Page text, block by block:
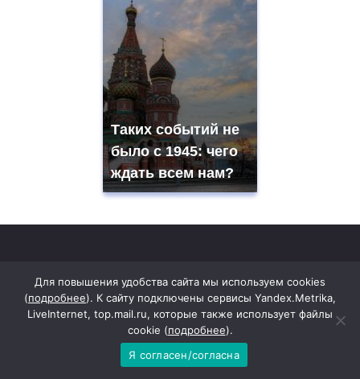
Таких событий не
было с 1945: чего
ждать всем нам?
Контакты и реквизиты
Сетевое издание "Новое время"
Учредители ООО «Редакция газеты «Светлый путь»
Юридический и фактический адрес: 346610,
Для повышения удобства сайта мы используем cookies
(подробнее). К сайту подключены сервисы Yandex.Metrika,
LiveInternet, top.mail.ru, которые также использует файлы
cookie (подробнее).
Я согласен/согласна